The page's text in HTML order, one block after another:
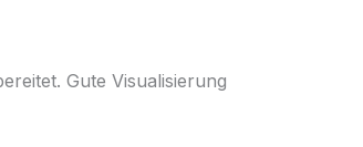
Gute Visualisierung